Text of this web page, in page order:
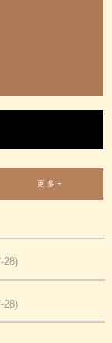
更 多 +
28)
28)